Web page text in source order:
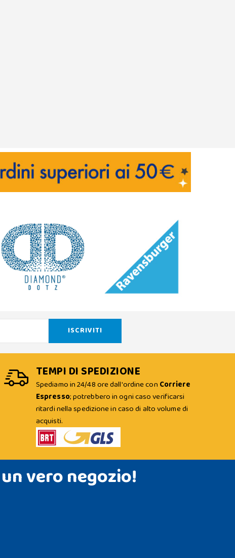
TEMPI DI SPEDIZIONE
Spediamo in 24/48 ore dall'ordine con Corriere
Espresso; potrebbero in ogni caso verificarsi
ritardi nella spedizione in caso di alto volume di
acquisti.
un vero negozio!